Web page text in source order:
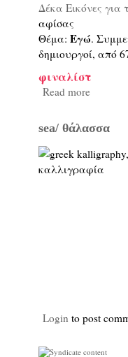
Δέκα Εικόνες για
αφίσας
Θέμα: Εγώ.
δημιουργοί, από
φιναλίστ
Read more
sea/ θάλασσα
Login to post